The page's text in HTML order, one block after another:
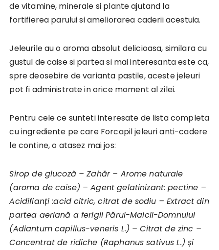
de vitamine, minerale si plante ajutand la
fortifierea parului si ameliorarea caderii acestuia.
Jeleurile au o aroma absolut delicioasa, similara cu
gustul de caise si partea si mai interesanta este ca,
spre deosebire de varianta pastile, aceste jeleuri
pot fi administrate in orice moment al zilei.
Pentru cele ce sunteti interesate de lista completa
cu ingrediente pe care Forcapil jeleuri anti-cadere
le contine, o atasez mai jos:
Sirop de glucoză – Zahăr – Arome naturale
(aroma de caise) – Agent gelatinizant: pectine –
Acidifianți :acid citric, citrat de sodiu – Extract din
partea aeriană a ferigii Părul-Maicii-Domnului
(Adiantum capillus-veneris L.) – Citrat de zinc –
Concentrat de ridiche (Raphanus sativus L.) și